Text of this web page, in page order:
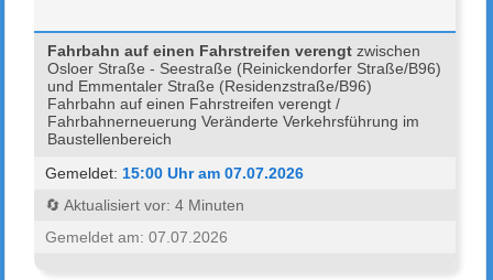
Fahrbahn auf einen Fahrstreifen verengt zwischen
Osloer Straße - Seestraße (Reinickendorfer Straße/B96)
und Emmentaler Straße (Residenzstraße/B96)
Fahrbahn auf einen Fahrstreifen verengt /
Fahrbahnerneuerung Veränderte Verkehrsführung im
Baustellenbereich
Gemeldet: 15:00 Uhr am 07.07.2026
🔄 Aktualisiert vor: 4 Minuten
Gemeldet am: 07.07.2026